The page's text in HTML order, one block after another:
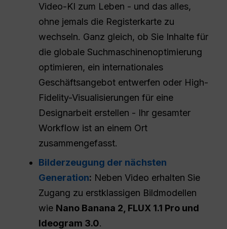
Video-KI zum Leben - und das alles,
ohne jemals die Registerkarte zu
wechseln. Ganz gleich, ob Sie Inhalte für
die globale Suchmaschinenoptimierung
optimieren, ein internationales
Geschäftsangebot entwerfen oder High-
Fidelity-Visualisierungen für eine
Designarbeit erstellen - Ihr gesamter
Workflow ist an einem Ort
zusammengefasst.
Bilderzeugung der nächsten
Generation: Neben Video erhalten Sie
Zugang zu erstklassigen Bildmodellen
wie Nano Banana 2, FLUX 1.1 Pro und
Ideogram 3.0.